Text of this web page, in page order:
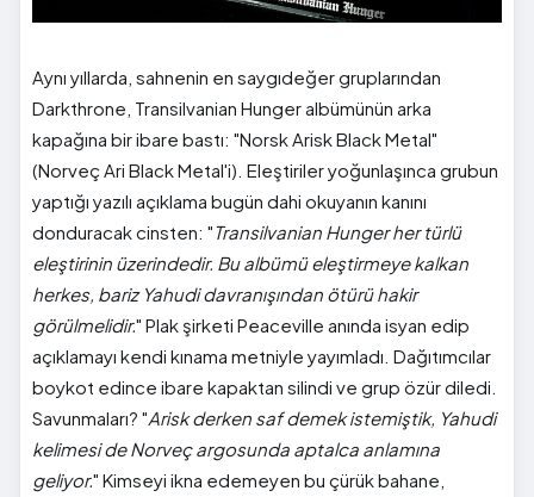
Aynı yıllarda, sahnenin en saygıdeğer gruplarından
Darkthrone, Transilvanian Hunger albümünün arka
kapağına bir ibare bastı: "Norsk Arisk Black Metal"
(Norveç Ari Black Metal'i). Eleştiriler yoğunlaşınca grubun
yaptığı yazılı açıklama bugün dahi okuyanın kanını
donduracak cinsten: "Transilvanian Hunger her türlü
eleştirinin üzerindedir. Bu albümü eleştirmeye kalkan
herkes, bariz Yahudi davranışından ötürü hakir
görülmelidir." Plak şirketi Peaceville anında isyan edip
açıklamayı kendi kınama metniyle yayımladı. Dağıtımcılar
boykot edince ibare kapaktan silindi ve grup özür diledi.
Savunmaları? "Arisk derken saf demek istemiştik, Yahudi
kelimesi de Norveç argosunda aptalca anlamına
geliyor." Kimseyi ikna edemeyen bu çürük bahane,